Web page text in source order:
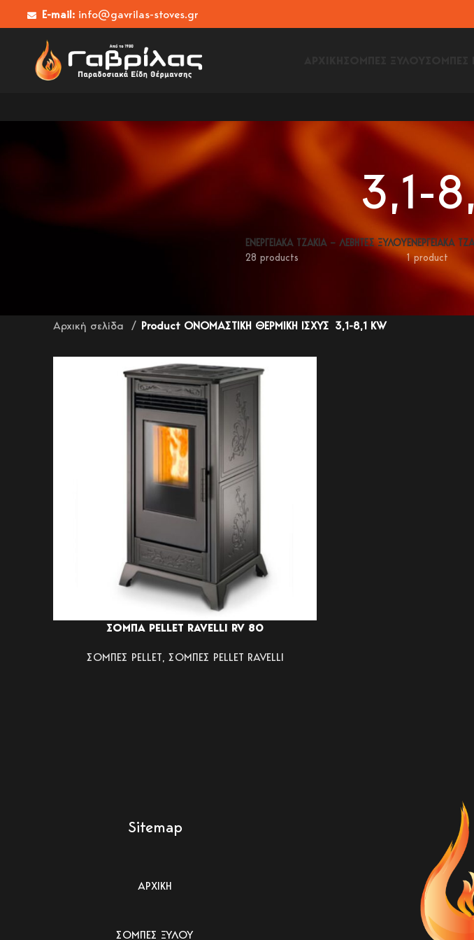
E-mail: info@gavrilas-stoves.gr
3,1-
ΕΝΕΡΓΕΙΑΚΑ ΤΖΑΚΙΑ – ΛΕΒΗΤΕΣ ΞΥΛΟΥ
28 products
ΕΝΕΡΓΕΙΑΚΑ
1 product
Αρχική σελίδα Product ΟΝΟΜΑΣΤΙΚΗ ΘΕΡΜΙΚΗ ΙΣΧΥΣ 3,1-8,1 KW
ΣΟΜΠΑ PELLET RAVELLI RV 80
ΣΟΜΠΕΣ PELLET, ΣΟΜΠΕΣ PELLET RAVELLI
Sitemap
ΑΡΧΙΚΗ
ΣΟΜΠΕΣ ΞΥΛΟΥ